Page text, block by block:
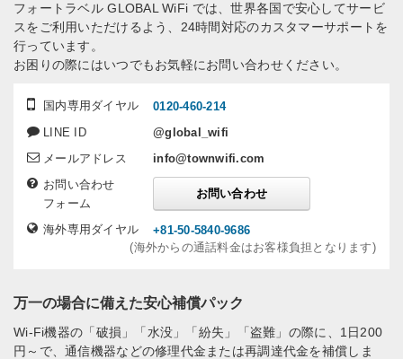
国内専用ダイヤル
0120-460-214
LINE ID
@global_wifi
メールアドレス
info@townwifi.com
お問い合わせ
フォーム
お問い合わせ
海外専用ダイヤル
+81-50-5840-9686
(海外からの通話料金はお客様負担となります)
フォートラベル GLOBAL WiFi では、世界各国で安心してサービ
スをご利用いただけるよう、24時間対応のカスタマーサポートを
行っています。
お困りの際にはいつでもお気軽にお問い合わせください。
万一の場合に備えた安心補償パック
Wi-Fi機器の「破損」「水没」「紛失」「盗難」の際に、1日200
円～で、通信機器などの修理代金または再調達代金を補償しま